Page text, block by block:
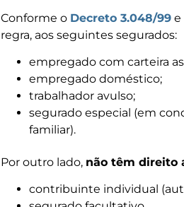
Conforme o Decreto 3.048/99 e
regra, aos seguintes segurados:
empregado com carteira
empregado doméstico;
trabalhador avulso;
segurado especial (em
familiar).
Por outro lado, não têm direito
contribuinte individual